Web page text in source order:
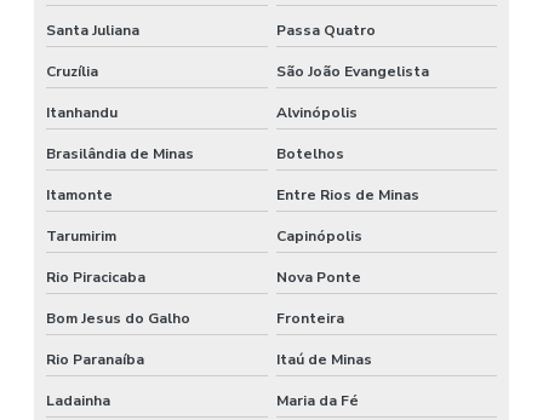
Santa Juliana Passa Quatro
Cruzília São João Evangelista
Itanhandu Alvinópolis
Brasilândia de Minas Botelhos
Itamonte Entre Rios de Minas
Tarumirim Capinópolis
Rio Piracicaba Nova Ponte
Bom Jesus do Galho Fronteira
Rio Paranaíba Itaú de Minas
Ladainha Maria da Fé